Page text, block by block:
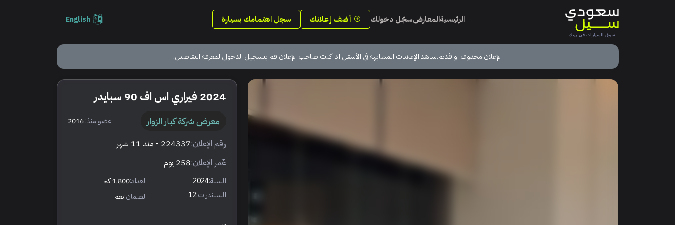
الرئيسيةالمعارضسجّل دخولك أضف إعلانك سجل اهتمامك بسيارة English
الإعلان محذوف او قديم.شاهد الإعلانات المشابهة في الأسفل اذا كنت صاحب الإعلان قم بتسجيل الدخول لمعرفة التفاصيل.
2024 فيراري اس اف 90 سبايدر
معرض شركة كبار الزوار عضو منذ:2016
رقم الإعلان:224337 - منذ 11 شهر
عٌمر الإعلان:258 يوم
السنة:2024 العداد:1,800 كم
السلندرات:12 الضمان:نعم